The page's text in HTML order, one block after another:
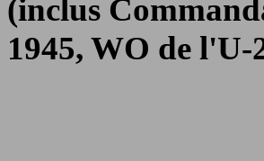
(inclus
1945, WO de